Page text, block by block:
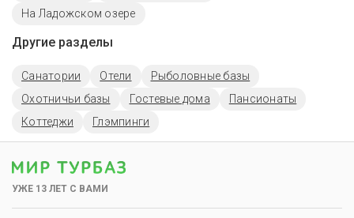
На Ладожском озере
Другие разделы
Санатории Отели
Рыболовные базы
Охотничьи базы
Гостевые дома
Пансионаты
Коттеджи
Глэмпинги
УЖЕ 13 ЛЕТ С ВАМИ